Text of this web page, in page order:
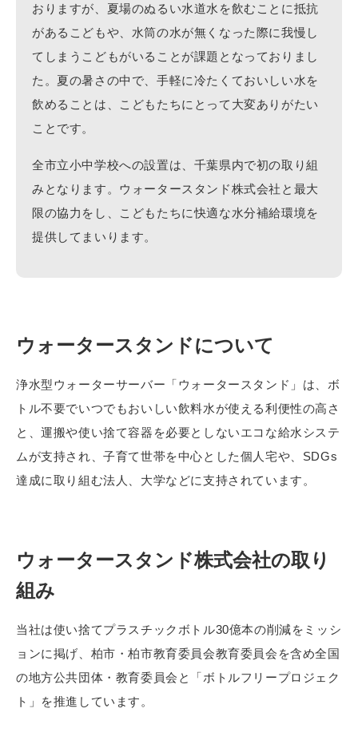
おりますが、夏場のぬるい水道水を飲むことに抵抗
があるこどもや、水筒の水が無くなった際に我慢し
てしまうこどもがいることが課題となっておりまし
た。夏の暑さの中で、手軽に冷たくておいしい水を
飲めることは、こどもたちにとって大変ありがたい
ことです。
全市立小中学校への設置は、千葉県内で初の取り組
みとなります。ウォータースタンド株式会社と最大
限の協力をし、こどもたちに快適な水分補給環境を
提供してまいります。
ウォータースタンドについて
浄水型ウォーターサーバー「ウォータースタンド」は、ボ
トル不要でいつでもおいしい飲料水が使える利便性の高さ
と、運搬や使い捨て容器を必要としないエコな給水システ
ムが支持され、子育て世帯を中心とした個人宅や、SDGs
達成に取り組む法人、大学などに支持されています。
ウォータースタンド株式会社の取り
組み
当社は使い捨てプラスチックボトル30億本の削減をミッシ
ョンに掲げ、柏市・柏市教育委員会教育委員会を含め全国
の地方公共団体・教育委員会と「ボトルフリープロジェク
ト」を推進しています。